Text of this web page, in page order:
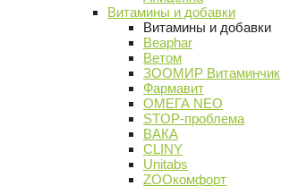
Витамины и добавки
Витамины и добавки
Beaphar
Ветом
ЗООМИР Витаминчик
Фармавит
ОМЕГА NEO
STOP-проблема
ВАКА
CLINY
Unitabs
ZOOкомфорт